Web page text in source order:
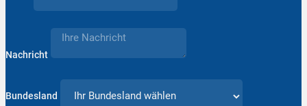
Nachricht
Bundesland